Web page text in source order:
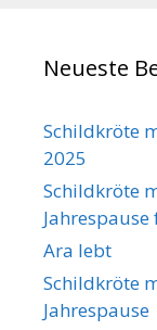
Neueste
Schildkröte
2025
Schildkröte
Ara lebt
Schildkröte
Jahrespause